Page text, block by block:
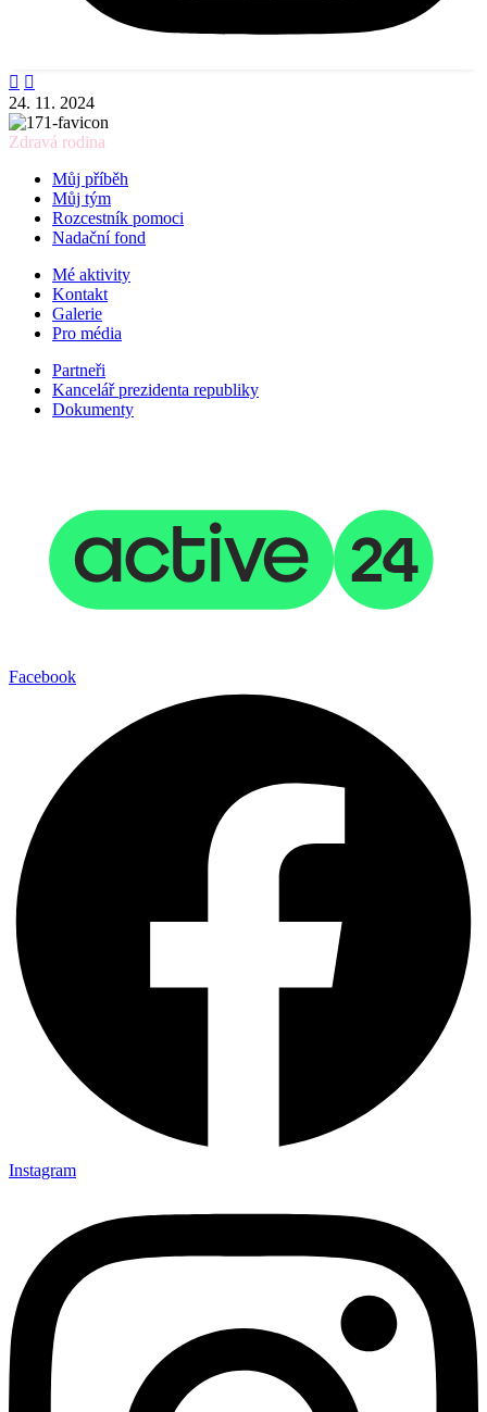
 
24. 11. 2024
Zdravá rodina
Můj příběh
Můj tým
Rozcestník pomoci
Nadační fond
Mé aktivity
Kontakt
Galerie
Pro média
Partneři
Kancelář prezidenta republiky
Dokumenty
Facebook
Instagram